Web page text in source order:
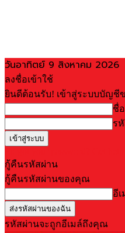
วันอาทิตย์ 9 สิงหาคม 2026
ลงชื่อเข้าใช้
ยินดีต้อนรับ! เข้าสู่ระบบบัญชี
ชื่
ร
กู้คืนรหัสผ่าน
กู้คืนรหัสผ่านของคุณ
อี
รหัสผ่านจะถูกอีเมล์ถึงคุณ